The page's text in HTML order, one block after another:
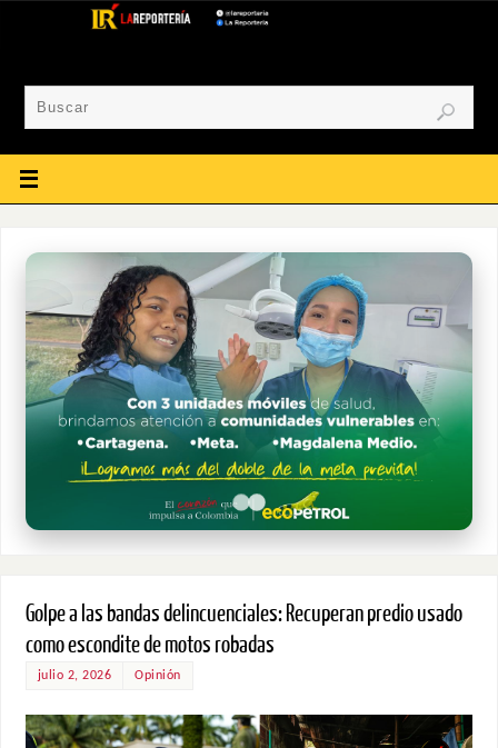
Golpe a las bandas delincuenciales: Recuperan predio usado
como escondite de motos robadas
julio 2, 2026 Opinión